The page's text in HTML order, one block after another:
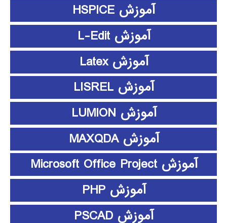
آموزش HSPICE
آموزش L-Edit
آموزش Latex
آموزش LISREL
آموزش LUMION
آموزش MAXQDA
آموزش Microsoft Office Project
آموزش PHP
آموزش PSCAD